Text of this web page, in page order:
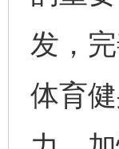
发，
体育